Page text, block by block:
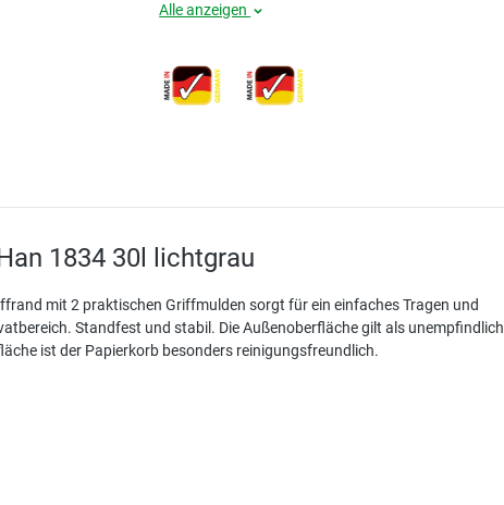
Alle anzeigen
1834 30l lichtgrau
mit 2 praktischen Griffmulden sorgt für ein einfaches Tragen und
Standfest und stabil. Die Außenoberfläche gilt als unempfindlich
ist der Papierkorb besonders reinigungsfreundlich.